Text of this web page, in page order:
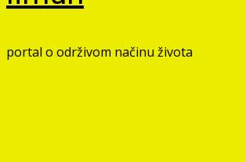
portal o održivom načinu života